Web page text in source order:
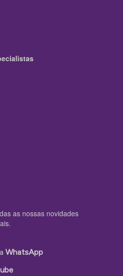
as nossas novidades
WhatsApp